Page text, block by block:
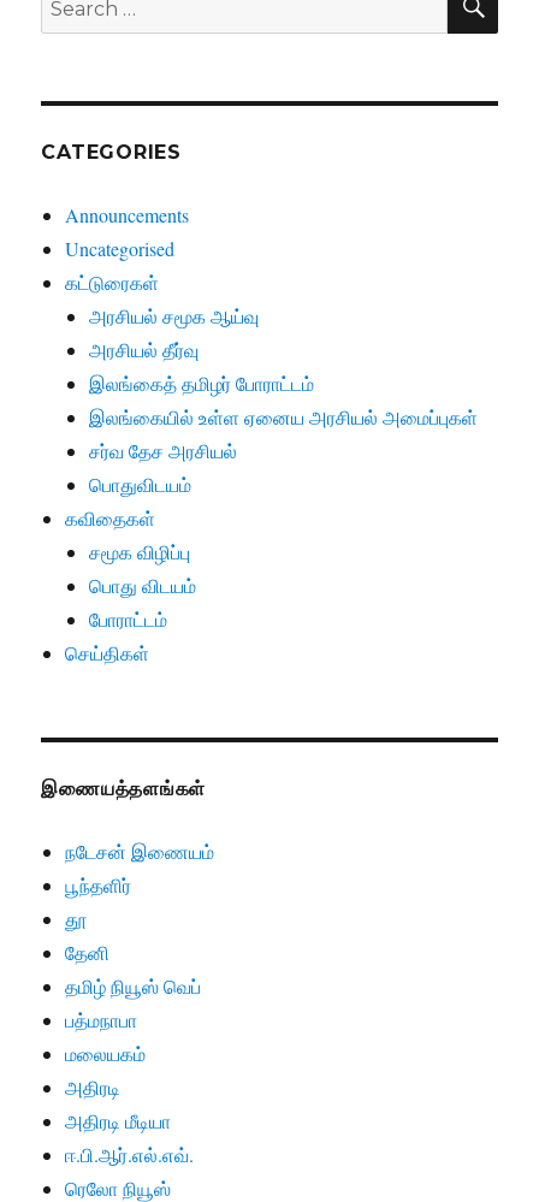
for:
CATEGORIES
Announcements
Uncategorised
கட்டுரைகள்
அரசியல் சமூக ஆய்வு
அரசியல் தீர்வு
இலங்கைத் தமிழர் போராட்டம்
இலங்கையில் உள்ள ஏனைய அரசியல் அமைப்புகள்
சர்வ தேச அரசியல்
பொதுவிடயம்
கவிதைகள்
சமூக விழிப்பு
பொது விடயம்
போராட்டம்
செய்திகள்
இணையத்தளங்கள்
நடேசன் இணையம்
பூந்தளிர்
தூ
தேனி
தமிழ் நியூஸ் வெப்
பத்மநாபா
மலையகம்
அதிரடி
அதிரடி மீடியா
ஈ.பி.ஆர்.எல்.எவ்.
ரெலோ நியூஸ்